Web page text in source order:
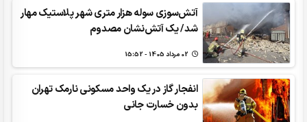
آتش‌سوزی سوله هزار متری شهر پلاستیک مهار
شد/ یک آتش‌نشان مصدوم
انفجار گاز در یک واحد مسکونی نارمک تهران
بدون خسارت جانی